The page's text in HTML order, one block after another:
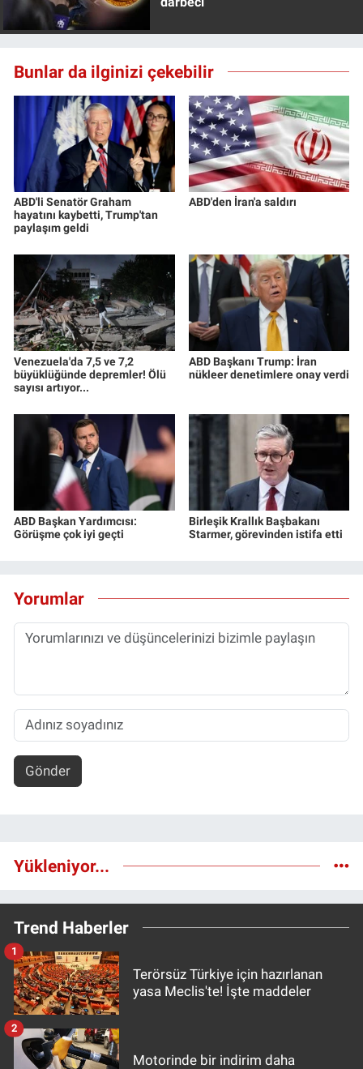
Bunlar da ilginizi çekebilir
ABD'li Senatör Graham
hayatını kaybetti, Trump'tan
paylaşım geldi
ABD'den İran'a saldırı
Venezuela'da 7,5 ve 7,2
büyüklüğünde depremler! Ölü
sayısı artıyor...
ABD Başkanı Trump: İran
nükleer denetimlere onay verdi
ABD Başkan Yardımcısı:
Görüşme çok iyi geçti
Birleşik Krallık Başbakanı
Starmer, görevinden istifa etti
Yorumlar
Gönder
Yükleniyor...
Trend Haberler
Terörsüz Türkiye için hazırlanan
yasa Meclis'te! İşte maddeler
1
Motorinde bir indirim daha
2